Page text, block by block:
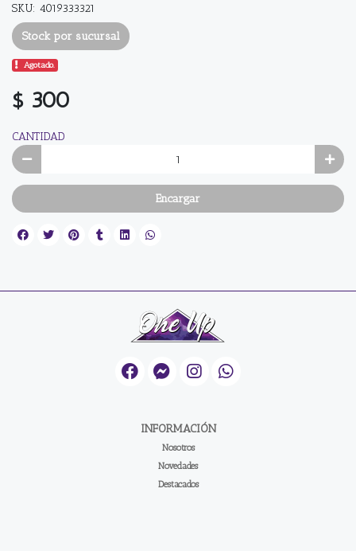
SKU: 4019333321
Stock por sucursal
Agotado.
$ 300
CANTIDAD
Encargar
INFORMACIÓN
Nosotros
Novedades
Destacados